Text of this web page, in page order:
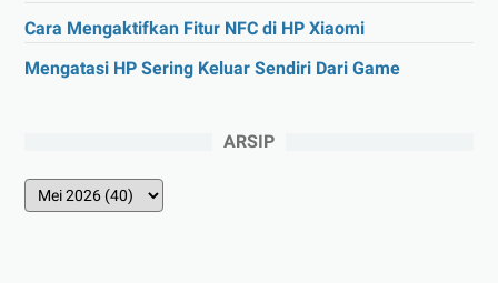
Cara Mengaktifkan Fitur NFC di HP Xiaomi
Mengatasi HP Sering Keluar Sendiri Dari Game
ARSIP